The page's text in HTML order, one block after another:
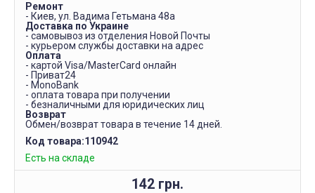
Ремонт
- Киев, ул. Вадима Гетьмана 48а
Доставка по Украине
- самовывоз из отделения Новой Почты
- курьером службы доставки на адрес
Оплата
- картой Visa/MasterCard онлайн
- Приват24
- MonoBank
- оплата товара при получении
- безналичными для юридических лиц
Возврат
Обмен/возврат товара в течение 14 дней.
Код товара:110942
Есть на складе
142 грн.